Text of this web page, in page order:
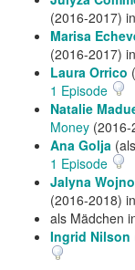
(2016-2017) in
Marisa
(2016-2017) in
Laura Orrico
1 Episode
Natalie
Money (2016-
Ana Golja (als
1 Episode
Jalyna
(2016-2018) in
als Mädchen
Ingrid Nilson